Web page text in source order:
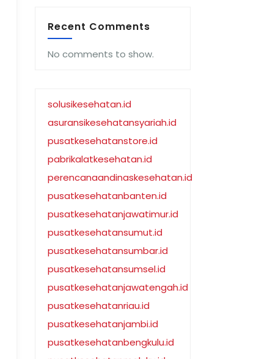
Recent Comments
No comments to show.
solusikesehatan.id
asuransikesehatansyariah.id
pusatkesehatanstore.id
pabrikalatkesehatan.id
perencanaandinaskesehatan.id
pusatkesehatanbanten.id
pusatkesehatanjawatimur.id
pusatkesehatansumut.id
pusatkesehatansumbar.id
pusatkesehatansumsel.id
pusatkesehatanjawatengah.id
pusatkesehatanriau.id
pusatkesehatanjambi.id
pusatkesehatanbengkulu.id